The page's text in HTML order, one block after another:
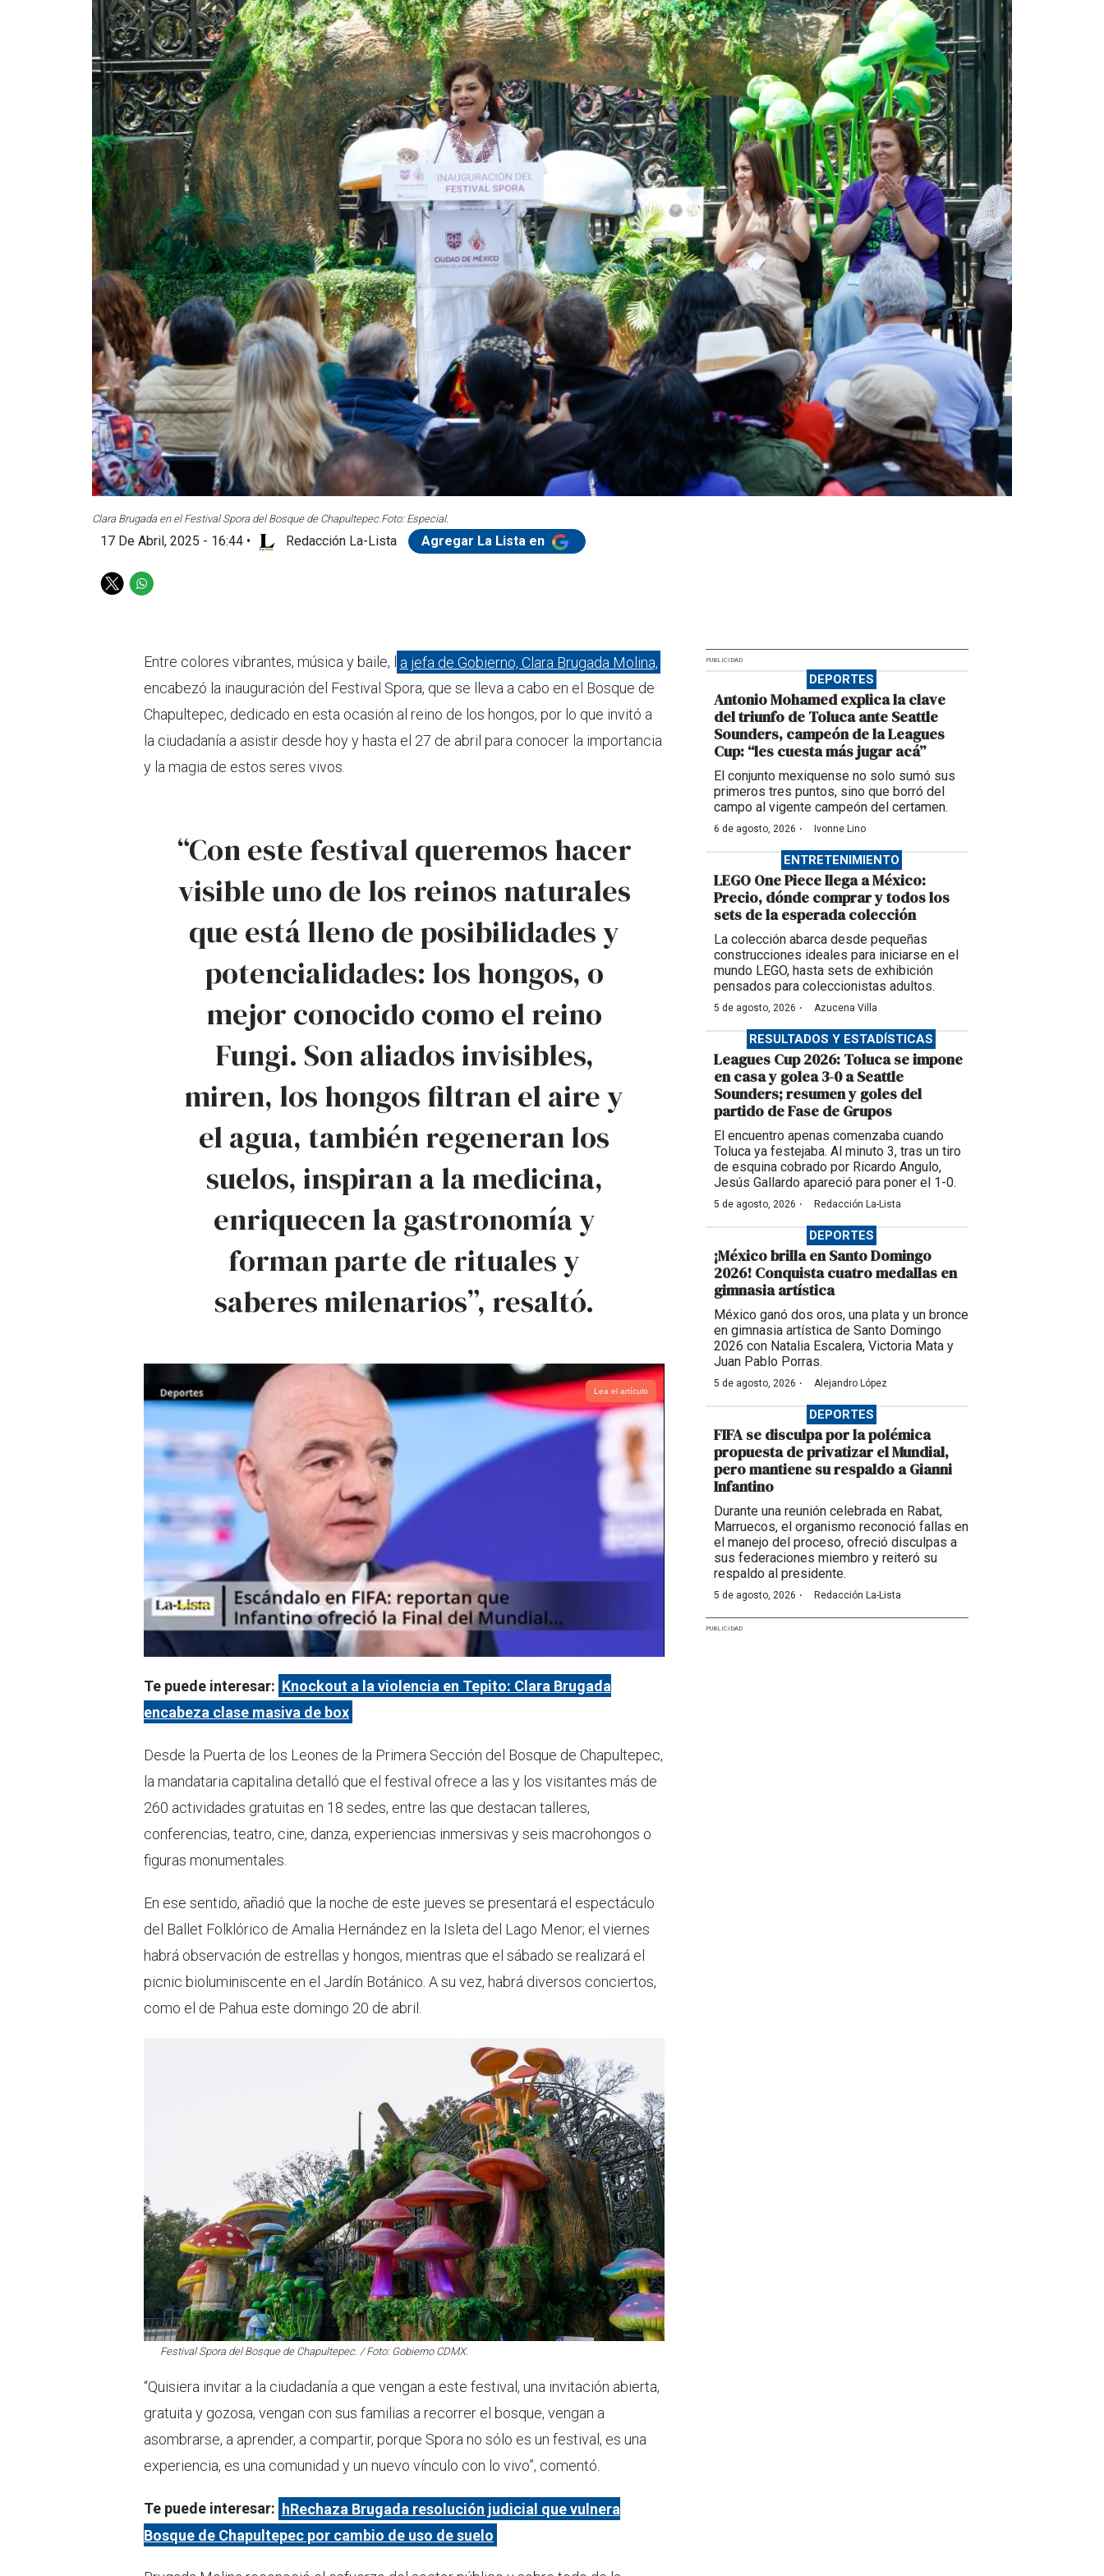
Clara Brugada en el Festival Spora del Bosque de Chapultepec.Foto: Especial.
17 De Abril, 2025 - 16:44 • Redacción La-Lista Agregar La Lista en
T
W
s
p
p
Entre colores vibrantes, música y baile, l
a jefa de Gobierno, Clara Brugada Molina,
encabezó la inauguración del Festival Spora, que se lleva a cabo en el Bosque de
Chapultepec, dedicado en esta ocasión al reino de los hongos, por lo que invitó a
la ciudadanía a asistir desde hoy y hasta el 27 de abril para conocer la importancia
y la magia de estos seres vivos.
“Con este festival queremos hacer
visible uno de los reinos naturales
que está lleno de posibilidades y
potencialidades: los hongos, o
mejor conocido como el reino
Fungi. Son aliados invisibles,
miren, los hongos filtran el aire y
el agua, también regeneran los
suelos, inspiran a la medicina,
enriquecen la gastronomía y
forman parte de rituales y
saberes milenarios”, resaltó.
Lea el artículo
Te puede interesar: Knockout a la violencia en Tepito: Clara Brugada
encabeza clase masiva de box
Desde la Puerta de los Leones de la Primera Sección del Bosque de Chapultepec,
la mandataria capitalina detalló que el festival ofrece a las y los visitantes más de
260 actividades gratuitas en 18 sedes, entre las que destacan talleres,
conferencias, teatro, cine, danza, experiencias inmersivas y seis macrohongos o
figuras monumentales.
En ese sentido, añadió que la noche de este jueves se presentará el espectáculo
del Ballet Folklórico de Amalia Hernández en la Isleta del Lago Menor; el viernes
habrá observación de estrellas y hongos, mientras que el sábado se realizará el
picnic bioluminiscente en el Jardín Botánico. A su vez, habrá diversos conciertos,
como el de Pahua este domingo 20 de abril.
Festival Spora del Bosque de Chapultepec. / Foto: Gobierno CDMX.
“Quisiera invitar a la ciudadanía a que vengan a este festival, una invitación abierta,
gratuita y gozosa, vengan con sus familias a recorrer el bosque, vengan a
asombrarse, a aprender, a compartir, porque Spora no sólo es un festival, es una
experiencia, es una comunidad y un nuevo vínculo con lo vivo”, comentó.
Te puede interesar: hRechaza Brugada resolución judicial que vulnera
Bosque de Chapultepec por cambio de uso de suelo
PUBLICIDAD
DEPORTES
Antonio Mohamed explica la clave
del triunfo de Toluca ante Seattle
Sounders, campeón de la Leagues
Cup: “les cuesta más jugar acá”
El conjunto mexiquense no solo sumó sus
primeros tres puntos, sino que borró del
campo al vigente campeón del certamen.
6 de agosto, 2026 · Ivonne Lino
ENTRETENIMIENTO
LEGO One Piece llega a México:
Precio, dónde comprar y todos los
sets de la esperada colección
La colección abarca desde pequeñas
construcciones ideales para iniciarse en el
mundo LEGO, hasta sets de exhibición
pensados para coleccionistas adultos.
5 de agosto, 2026 · Azucena Villa
RESULTADOS Y ESTADÍSTICAS
Leagues Cup 2026: Toluca se impone
en casa y golea 3-0 a Seattle
Sounders; resumen y goles del
partido de Fase de Grupos
El encuentro apenas comenzaba cuando
Toluca ya festejaba. Al minuto 3, tras un tiro
de esquina cobrado por Ricardo Angulo,
Jesús Gallardo apareció para poner el 1-0.
5 de agosto, 2026 · Redacción La-Lista
DEPORTES
¡México brilla en Santo Domingo
2026! Conquista cuatro medallas en
gimnasia artística
México ganó dos oros, una plata y un bronce
en gimnasia artística de Santo Domingo
2026 con Natalia Escalera, Victoria Mata y
Juan Pablo Porras.
5 de agosto, 2026 · Alejandro López
DEPORTES
FIFA se disculpa por la polémica
propuesta de privatizar el Mundial,
pero mantiene su respaldo a Gianni
Infantino
Durante una reunión celebrada en Rabat,
Marruecos, el organismo reconoció fallas en
el manejo del proceso, ofreció disculpas a
sus federaciones miembro y reiteró su
respaldo al presidente.
5 de agosto, 2026 · Redacción La-Lista
PUBLICIDAD